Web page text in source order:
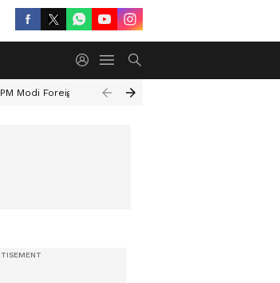
PM Modi Foreign Travel Expenditure